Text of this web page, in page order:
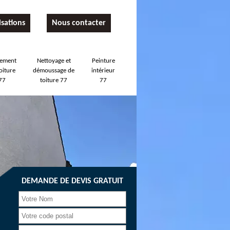
Nous contacter
Nettoyage et
démoussage de
toiture 77
Peinture
intérieur
77
DEMANDE DE DEVIS GRATUIT